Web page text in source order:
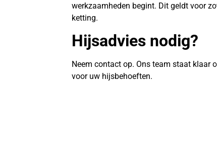
werkzaamheden begint. Dit geldt voor
ketting.
Hijsadvies nodig?
Neem contact op. Ons team staat klaar
voor uw hijsbehoeften.